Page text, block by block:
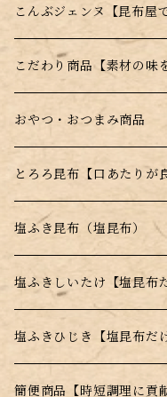
ギフト商品
福袋
季節の詰め合わせ
セット商品
昆布のサプリ（健康食品
はちみつ昆布飴【宮島は
薄焼きせんべい【昆布＋
昆布顆粒【手軽に昆布を
こんぶジェンヌ【昆布屋
ジェンヌとろろ
ジェンヌ顆粒
こだわり商品【素材の味
おやつ・おつまみ商品
はちみつこんぶ飴
薄焼きせんべい【昆布＋
とろろ昆布【口あたりが
高級とろろ昆布
甘味料不使用商品
日高昆布使用
乾燥とろろ昆布
塩ふき昆布（塩昆布）
品質重視商品【上質な昆
塩ふきしいたけ【塩昆布
塩ふきひじき【塩昆布だ
簡便商品【時短調理に貢